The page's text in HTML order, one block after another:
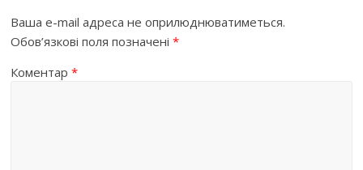
Ваша e-mail адреса не оприлюднюватиметься.
Обов’язкові поля позначені*
Коментар*